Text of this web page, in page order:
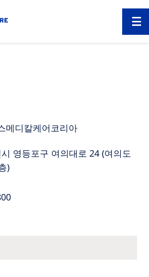
메디칼케어코리아
영등포구 여의대로 24 (여의도
)